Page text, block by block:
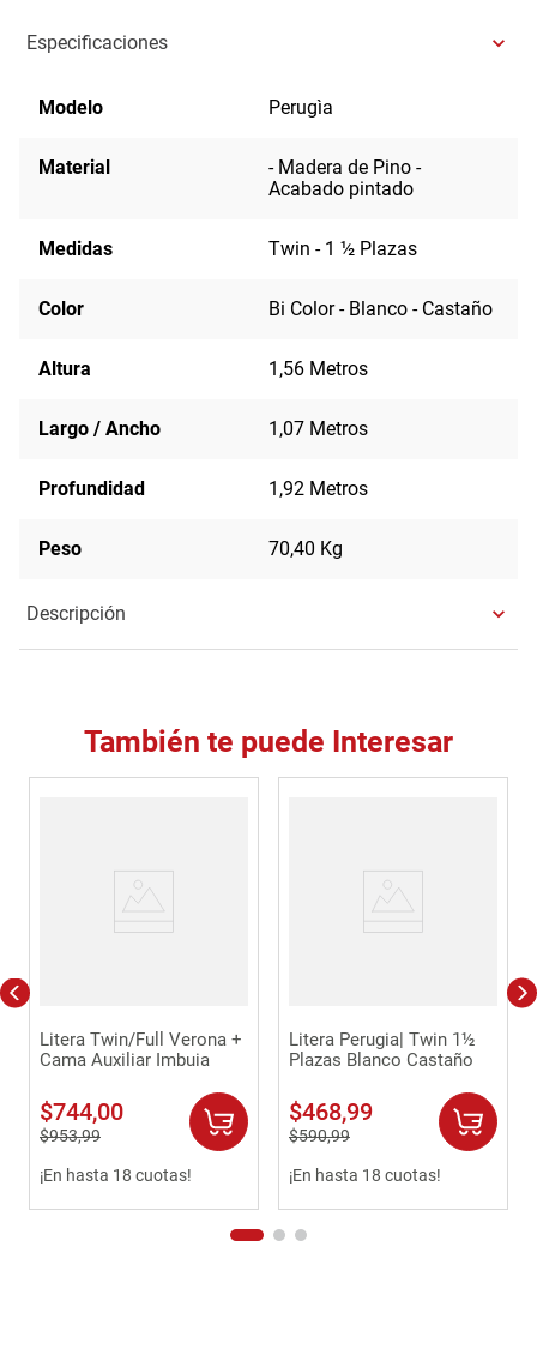
Especificaciones
Modelo Perugìa
Material
- Madera de Pino -
Acabado pintado
Medidas Twin - 1 ½ Plazas
Color Bi Color - Blanco - Castaño
Altura 1,56 Metros
Largo / Ancho 1,07 Metros
Profundidad 1,92 Metros
Peso 70,40 Kg
Descripción
También te puede Interesar
Litera Twin/Full Verona +
Cama Auxiliar Imbuia
$744,00
$953,99
¡En hasta 18 cuotas!
Litera Perugia| Twin 1½
Plazas Blanco Castaño
$468,99
$590,99
¡En hasta 18 cuotas!